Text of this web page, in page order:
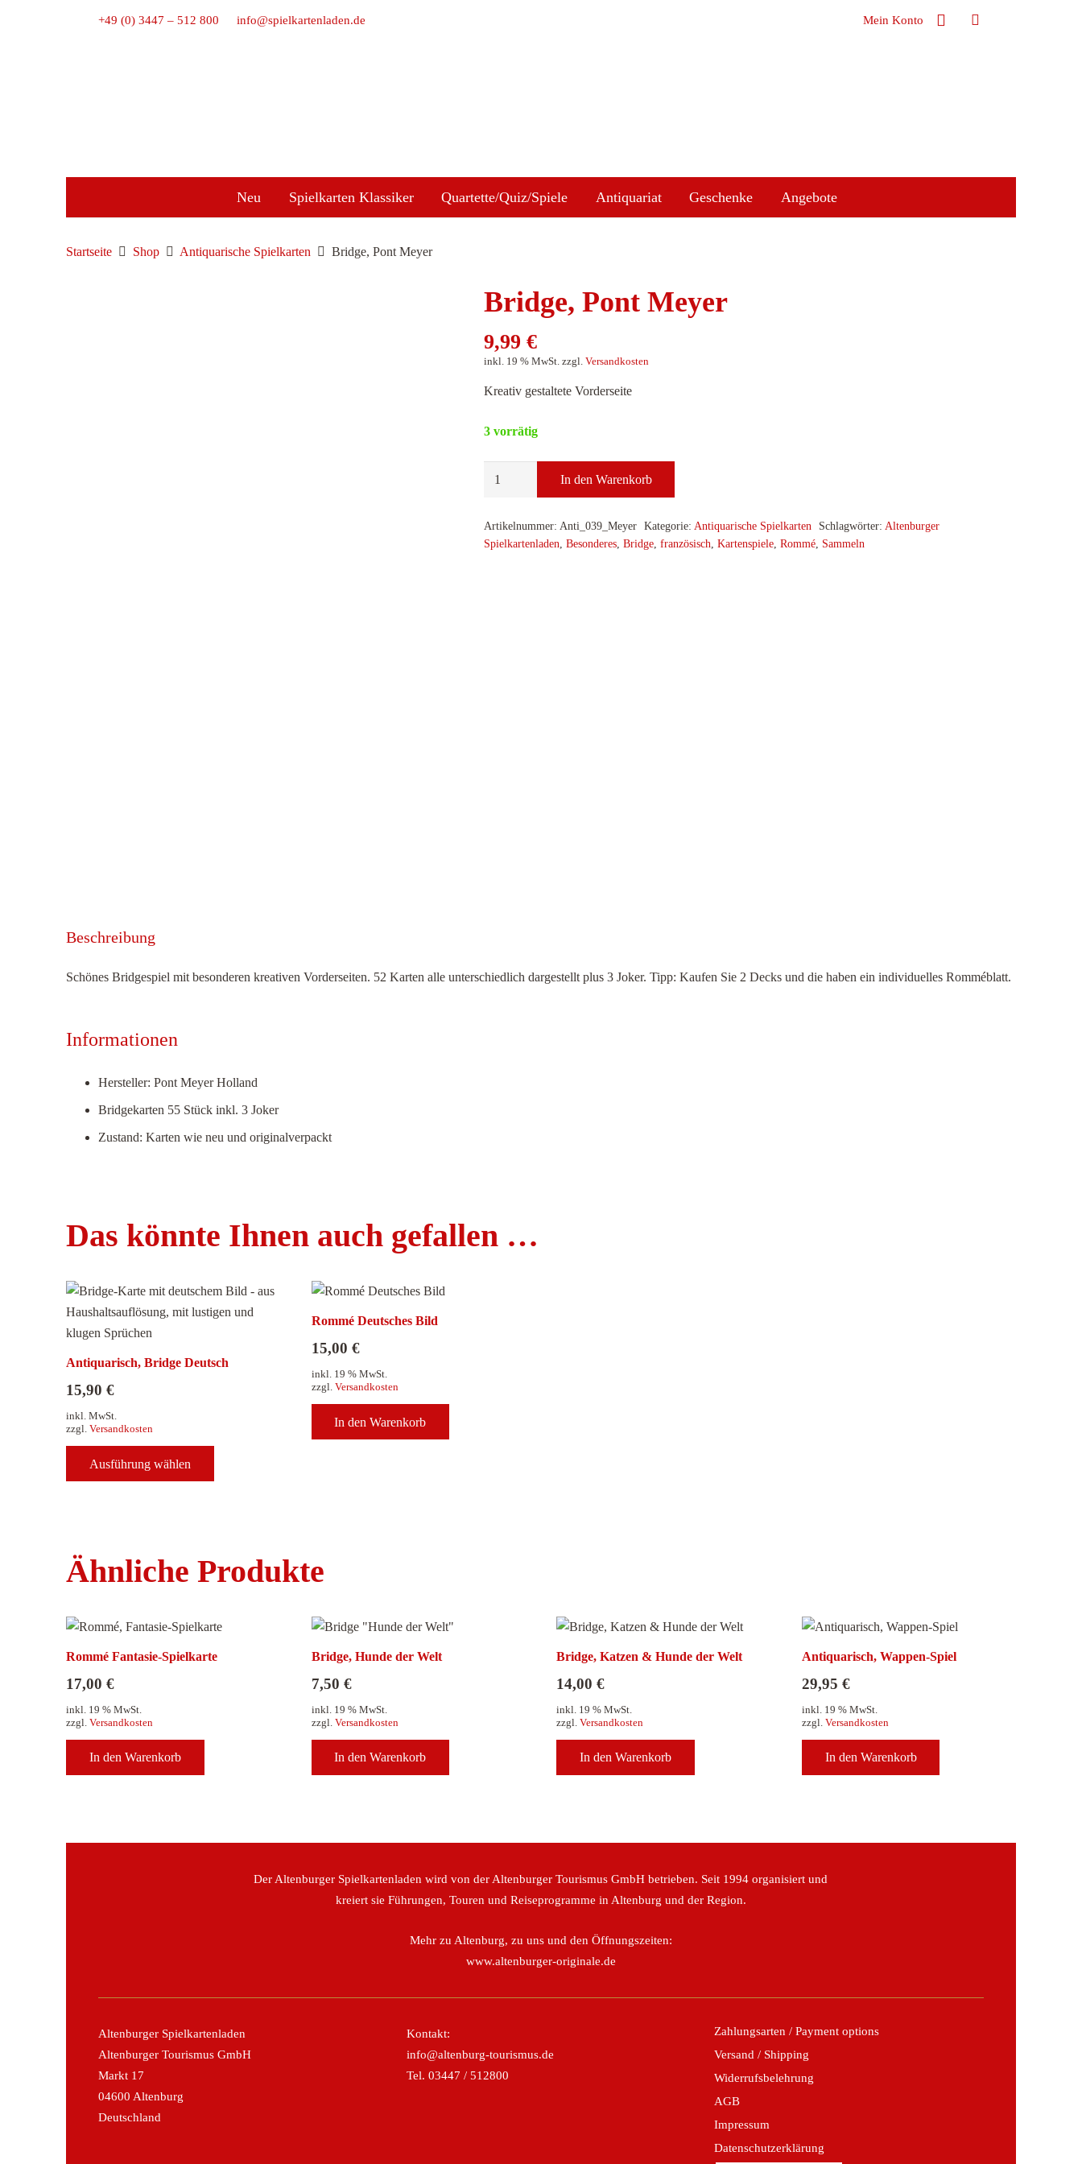
+49 (0) 3447 – 512 800 info@spielkartenladen.de Mein Konto
Neu Spielkarten Klassiker Quartette/Quiz/Spiele Antiquariat Geschenke Angebote
Startseite Shop Antiquarische Spielkarten Bridge, Pont Meyer
Bridge, Pont Meyer
9,99€
inkl. 19 % MwSt. zzgl.Versandkosten
Kreativ gestaltete Vorderseite
3 vorrätig
Menge
In den Warenkorb
Artikelnummer: Anti_039_Meyer Kategorie: Antiquarische Spielkarten Schlagwörter: Altenburger
Spielkartenladen ,Besonderes ,Bridge ,französisch ,Kartenspiele ,Rommé Sammeln
Beschreibung
Schönes Bridgespiel mit besonderen kreativen Vorderseiten. 52 Karten alle unterschiedlich dargestellt plus 3 Joker. Tipp: Kaufen Sie 2 Decks und die haben ein individuelles Romméblatt.
Informationen
Hersteller: Pont Meyer Holland
Bridgekarten 55 Stück inkl. 3 Joker
Zustand: Karten wie neu und originalverpackt
Das könnte Ihnen auch gefallen …
Antiquarisch, Bridge Deutsch
15,90 €
inkl. MwSt.
zzgl. Versandkosten
Ausführung wählen
Die
auf
Rommé Deutsches Bild
15,00 €
inkl. 19 % MwSt.
zzgl. Versandkosten
In den Warenkorb
Ähnliche Produkte
Rommé Fantasie-Spielkarte
17,00 €
inkl. 19 % MwSt.
zzgl. Versandkosten
In den Warenkorb
Bridge, Hunde der Welt
7,50 €
inkl. 19 % MwSt.
zzgl. Versandkosten
In den Warenkorb
Bridge, Katzen & Hunde der Welt
14,00€
inkl. 19 % MwSt.
zzgl.Versandkosten
In den Warenkorb
Antiquarisch, Wappen-Spiel
29,95 €
inkl. 19 % MwSt.
zzgl. Versandkosten
In den Warenkorb
Der Altenburger Spielkartenladen wird von der Altenburger Tourismus GmbH betrieben. Seit 1994 organisiert und
kreiert sie Führungen, Touren und Reiseprogramme in Altenburg und der Region.
Mehr zu Altenburg, zu uns und den Öffnungszeiten:
www.altenburger-originale.de
Altenburger Spielkartenladen
Altenburger Tourismus GmbH
Markt 17
04600 Altenburg
Deutschland
Kontakt:
info@altenburg-tourismus.de
Tel. 03447 / 512800
Zahlungsarten / Payment options
Versand / Shipping
Widerrufsbelehrung
AGB
Impressum
Datenschutzerklärung